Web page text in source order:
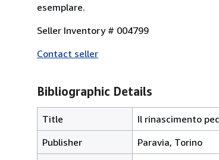
esemplare.
Seller Inventory # 004799
Contact seller
Bibliographic Details
Title
Il rinascimento
Publisher
Paravia, Torino